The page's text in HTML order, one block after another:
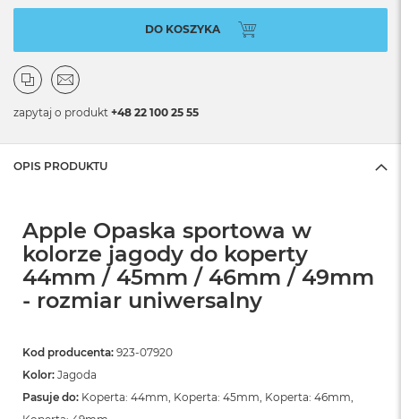
DO KOSZYKA
zapytaj o produkt +48 22 100 25 55
OPIS PRODUKTU
Apple Opaska sportowa w
kolorze jagody do koperty
44mm / 45mm / 46mm / 49mm
- rozmiar uniwersalny
Kod producenta: 923-07920
Kolor: Jagoda
Pasuje do: Koperta: 44mm, Koperta: 45mm, Koperta: 46mm,